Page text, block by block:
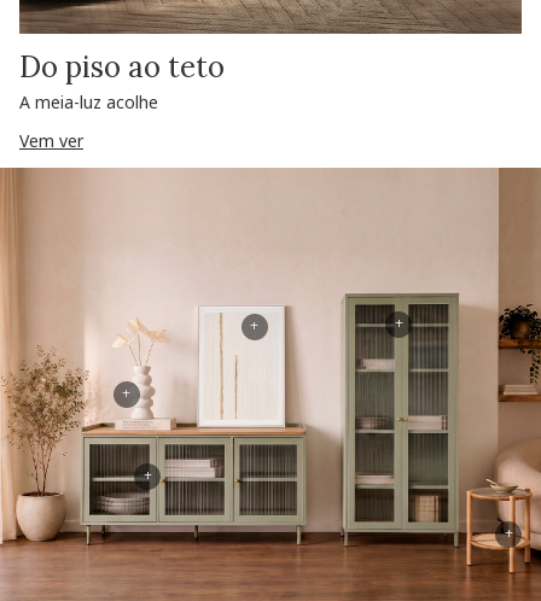
Do piso ao teto
A meia-luz acolhe
Vem ver
+
+
+
+
+